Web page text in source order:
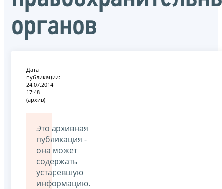
органов
Дата
публикации:
24.07.2014
17:48
(архив)
Это архивная
публикация -
она может
содержать
устаревшую
информацию.